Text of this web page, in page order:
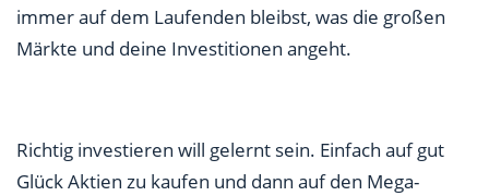
immer auf dem Laufenden bleibst, was die großen
Märkte und deine Investitionen angeht.
Richtig investieren will gelernt sein. Einfach auf gut
Glück Aktien zu kaufen und dann auf den Mega-